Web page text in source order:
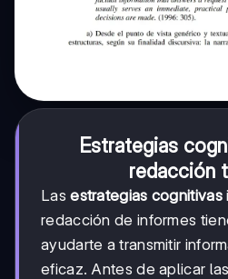
Estrategias
redacción
Lasestrategias cognitivas
redacción de informes
ayudarte a transmitir
eficaz. Antes de aplicar